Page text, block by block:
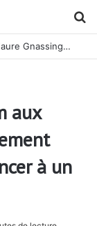
Nouveau subterfuge en préparation de Faure Gnassingbé pour ne jamais partir ; les Togolais disent non et sont vent debout
aux
à un